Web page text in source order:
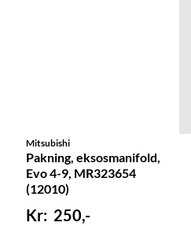
Mitsubishi
Pakning, eksosmanifold,
Evo 4-9, MR323654
(12010)
250,-